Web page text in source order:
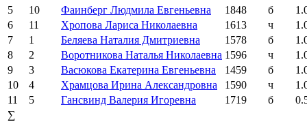
5
10 Фаинберг Людмила Евгеньевна 1848 б
6
11 Хропова Лариса Николаевна 1613 ч
7
1 Беляева Наталия Дмитриевна 1578 б
8
2 Воротникова Наталья Николаевна 1596 ч
9
3 Васюкова Екатерина Евгеньевна 1459 б
10
4 Храмцова Ирина Александровна 1590 ч
11
5 Гансвинд Валерия Игоревна 1719 б
∑